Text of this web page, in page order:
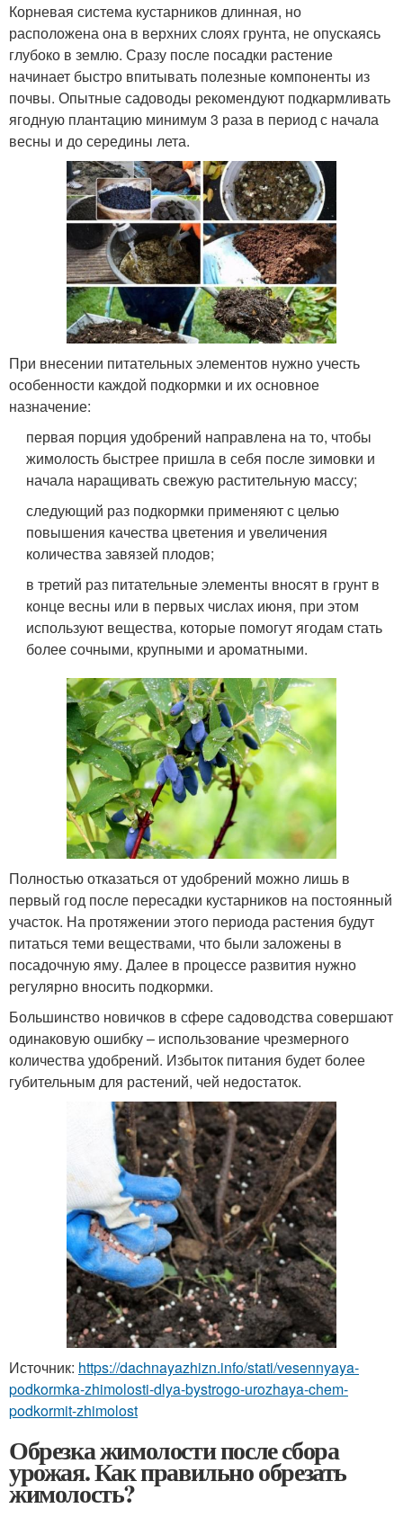
Корневая система кустарников длинная, но
расположена она в верхних слоях грунта, не опускаясь
глубоко в землю. Сразу после посадки растение
начинает быстро впитывать полезные компоненты из
почвы. Опытные садоводы рекомендуют подкармливать
ягодную плантацию минимум 3 раза в период с начала
весны и до середины лета.
При внесении питательных элементов нужно учесть
особенности каждой подкормки и их основное
назначение:
первая порция удобрений направлена на то, чтобы
жимолость быстрее пришла в себя после зимовки и
начала наращивать свежую растительную массу;
следующий раз подкормки применяют с целью
повышения качества цветения и увеличения
количества завязей плодов;
в третий раз питательные элементы вносят в грунт в
конце весны или в первых числах июня, при этом
используют вещества, которые помогут ягодам стать
более сочными, крупными и ароматными.
Полностью отказаться от удобрений можно лишь в
первый год после пересадки кустарников на постоянный
участок. На протяжении этого периода растения будут
питаться теми веществами, что были заложены в
посадочную яму. Далее в процессе развития нужно
регулярно вносить подкормки.
Большинство новичков в сфере садоводства совершают
одинаковую ошибку – использование чрезмерного
количества удобрений. Избыток питания будет более
губительным для растений, чей недостаток.
Источник: https://dachnayazhizn.info/stati/vesennyaya-
podkormka-zhimolosti-dlya-bystrogo-urozhaya-chem-
podkormit-zhimolost
Обрезка жимолости после сбора
урожая. Как правильно обрезать
жимолость?